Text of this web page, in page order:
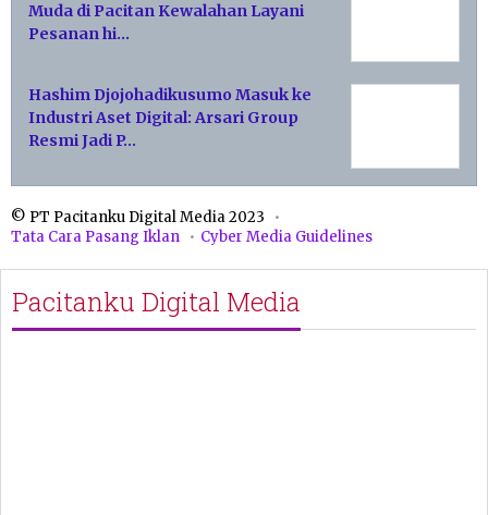
Muda di Pacitan Kewalahan Layani
Pesanan hi…
Hashim Djojohadikusumo Masuk ke
Industri Aset Digital: Arsari Group
Resmi Jadi P…
© PT Pacitanku Digital Media 2023
Tata Cara Pasang Iklan
Cyber Media Guidelines
Pacitanku Digital Media